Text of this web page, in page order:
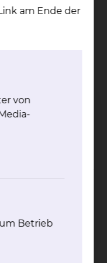
oder
Kammer-
am Ende der
von
Betrieb